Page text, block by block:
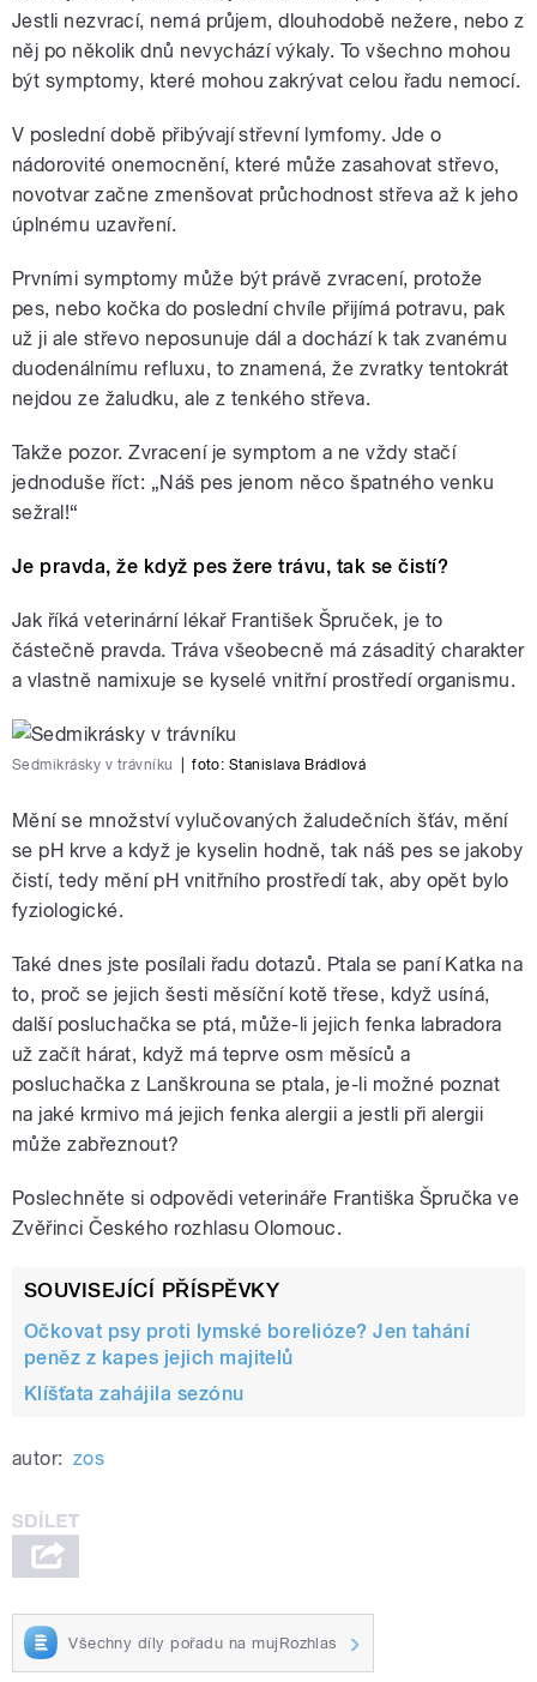
Jestli nezvrací, nemá průjem, dlouhodobě nežere, nebo z
něj po několik dnů nevychází výkaly. To všechno mohou
být symptomy, které mohou zakrývat celou řadu nemocí.
V poslední době přibývají střevní lymfomy. Jde o
nádorovité onemocnění, které může zasahovat střevo,
novotvar začne zmenšovat průchodnost střeva až k jeho
úplnému uzavření.
Prvními symptomy může být právě zvracení, protože
pes, nebo kočka do poslední chvíle přijímá potravu, pak
už ji ale střevo neposunuje dál a dochází k tak zvanému
duodenálnímu refluxu, to znamená, že zvratky tentokrát
nejdou ze žaludku, ale z tenkého střeva.
Takže pozor. Zvracení je symptom a ne vždy stačí
jednoduše říct: „Náš pes jenom něco špatného venku
sežral!“
Je pravda, že když pes žere trávu, tak se čistí?
Jak říká veterinární lékař František Špruček, je to
částečně pravda. Tráva všeobecně má zásaditý charakter
a vlastně namixuje se kyselé vnitřní prostředí organismu.
Sedmikrásky v trávníku foto: Stanislava Brádlová
Mění se množství vylučovaných žaludečních šťáv, mění
se pH krve a když je kyselin hodně, tak náš pes se jakoby
čistí, tedy mění pH vnitřního prostředí tak, aby opět bylo
fyziologické.
Také dnes jste posílali řadu dotazů. Ptala se paní Katka na
to, proč se jejich šesti měsíční kotě třese, když usíná,
další posluchačka se ptá, může-li jejich fenka labradora
už začít hárat, když má teprve osm měsíců a
posluchačka z Lanškrouna se ptala, je-li možné poznat
na jaké krmivo má jejich fenka alergii a jestli při alergii
může zabřeznout?
Poslechněte si odpovědi veterináře Františka Špručka ve
Zvěřinci Českého rozhlasu Olomouc.
SOUVISEJÍCÍ PŘÍSPĚVKY
Očkovat psy proti lymské borelióze? Jen tahání
peněz z kapes jejich majitelů
Klíšťata zahájila sezónu
autor: zos
Všechny díly pořadu na mujRozhlas